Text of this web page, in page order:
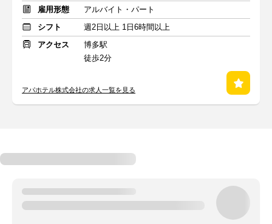
雇用形態
アルバイト・パート
シフト
週2日以上 1日6時間以上
アクセス
博多駅
徒歩2分
アパホテル株式会社の求人一覧を見る